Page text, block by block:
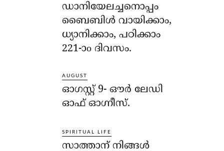
ഡാനിയേലച്ചനൊപ്പം
ബൈബിൾ വായിക്കാം,
ധ്യാനിക്കാം, പഠിക്കാം
221-ാo ദിവസം.
AUGUST
ഓഗസ്റ്റ് 9- ഔര്‍ ലേഡി
ഓഫ് ഓഗ്നീസ്.
SPIRITUAL LIFE
സാത്താന് നിങ്ങള്‍